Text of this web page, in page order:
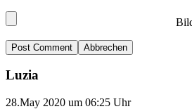
Abbrechen
Luzia
28.May 2020 um 06:25 Uhr